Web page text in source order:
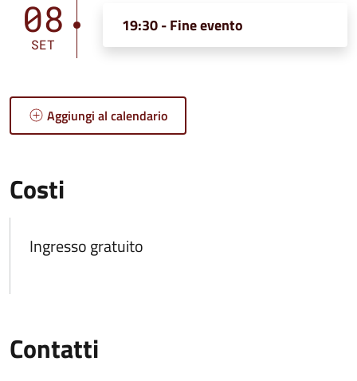
08
SET
19:30 - Fine evento
Aggiungi al calendario
Costi
Ingresso gratuito
Contatti